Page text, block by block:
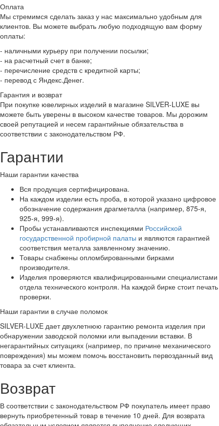
Оплата
Мы стремимся сделать заказ у нас максимально удобным для
клиентов. Вы можете выбрать любую подходящую вам форму
оплаты:
- наличными курьеру при получении посылки;
- на расчетный счет в банке;
- перечисление средств с кредитной карты;
- перевод с Яндекс.Денег.
Гарантия и возврат
При покупке ювелирных изделий в магазине SILVER-LUXE вы
можете быть уверены в высоком качестве товаров. Мы дорожим
своей репутацией и несем гарантийные обязательства в
соответствии с законодательством РФ.
Гарантии
Наши гарантии качества
Вся продукция сертифицирована.
На каждом изделии есть проба, в которой указано цифровое
обозначение содержания драгметалла (например, 875-я,
925-я, 999-я).
Пробы устанавливаются инспекциями Российской
государственной пробирной палаты и являются гарантией
соответствия металла заявленному значению.
Товары снабжены опломбированными бирками
производителя.
Изделия проверяются квалифицированными специалистами
отдела технического контроля. На каждой бирке стоит печать
проверки.
Наши гарантии в случае поломок
SILVER-LUXE дает двухлетнюю гарантию ремонта изделия при
обнаружении заводской поломки или выпадении вставки. В
негарантийных ситуациях (например, по причине механического
повреждения) мы можем помочь восстановить первозданный вид
товара за счет клиента.
Возврат
В соответствии с законодательством РФ покупатель имеет право
вернуть приобретенный товар в течение 10 дней. Для возврата